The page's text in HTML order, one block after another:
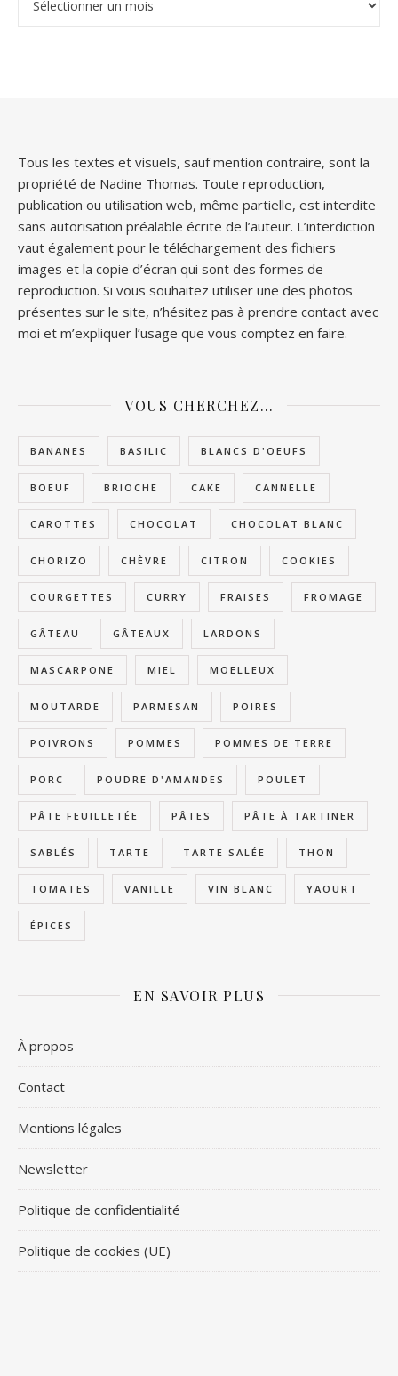
Tous les textes et visuels, sauf mention contraire, sont la
propriété de Nadine Thomas. Toute reproduction,
publication ou utilisation web, même partielle, est interdite
sans autorisation préalable écrite de l’auteur. L’interdiction
vaut également pour le téléchargement des fichiers
images et la copie d’écran qui sont des formes de
reproduction. Si vous souhaitez utiliser une des photos
présentes sur le site, n’hésitez pas à prendre contact avec
moi et m’expliquer l’usage que vous comptez en faire.
VOUS CHERCHEZ…
BANANES BASILIC BLANCS D'OEUFS
BOEUF BRIOCHE CAKE CANNELLE
CAROTTES CHOCOLAT CHOCOLAT BLANC
CHORIZO CHÈVRE CITRON COOKIES
COURGETTES CURRY FRAISES FROMAGE
GÂTEAU GÂTEAUX LARDONS
MASCARPONE MIEL MOELLEUX
MOUTARDE PARMESAN POIRES
POIVRONS POMMES POMMES DE TERRE
PORC POUDRE D'AMANDES POULET
PÂTE FEUILLETÉE PÂTES PÂTE À TARTINER
SABLÉS TARTE TARTE SALÉE THON
TOMATES VANILLE VIN BLANC YAOURT
ÉPICES
EN SAVOIR PLUS
À propos
Contact
Mentions légales
Newsletter
Politique de confidentialité
Politique de cookies (UE)